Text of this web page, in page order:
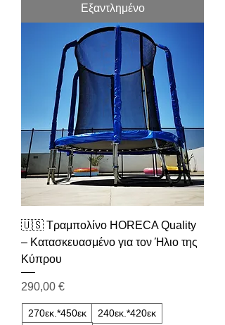
Εξαντλημένο
🇺🇸 Τραμπολίνο HORECA Quality
– Κατασκευασμένο για τον Ήλιο της
Κύπρου
Τιμή
290,00 €
270εκ.*450εκ
240εκ.*420εκ